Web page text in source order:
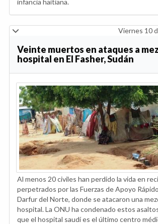
infancia haitiana.
Viernes 10
Veinte muertos en ataques a
hospital en El Fasher, Sudán
Al menos 20 civiles han perdido la vida en
perpetrados por las Fuerzas de Apoyo
Darfur del Norte, donde se atacaron una
hospital. La ONU ha condenado estos
que el hospital saudí es el último centro